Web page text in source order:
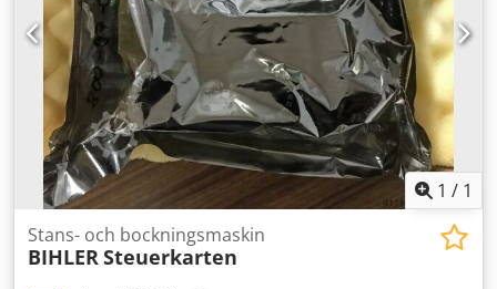
1 / 1
Stans- och bockningsmaskin
BIHLERSteuerkarten